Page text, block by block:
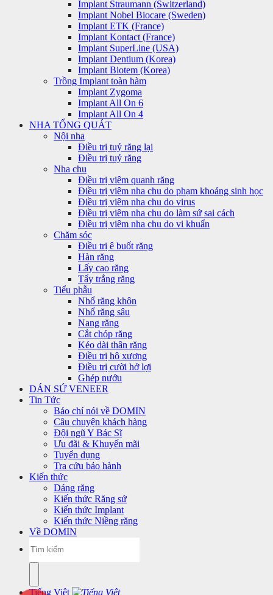
Implant Straumann (Switzerland)
Implant Nobel Biocare (Sweden)
Implant ETK (France)
Implant Kontact (France)
Implant SuperLine (USA)
Implant Dentium (Korea)
Implant Biotem (Korea)
Trồng Implant toàn hàm
Implant Zygoma
Implant All On 6
Implant All On 4
NHA TỔNG QUÁT
Nội nha
Điều trị tuỷ răng lại
Điều trị tuỷ răng
Nha chu
Điều trị viêm quanh răng
Điều trị viêm nha chu do phạm khoảng sinh học
Điều trị viêm nha chu do virus
Điều trị viêm nha chu do làm sứ sai cách
Điều trị viêm nha chu do vi khuẩn
Chăm sóc
Điều trị ê buốt răng
Hàn răng
Lấy cao răng
Tẩy trắng răng
Tiểu phẫu
Nhổ răng khôn
Nhổ răng sâu
Nang răng
Cắt chóp răng
Kéo dài thân răng
Điều trị hô xương
Điều trị cười hở lợi
Ghép nướu
DÁN SỨ VENEER
Tin Tức
Báo chí nói về DOMIN
Câu chuyện khách hàng
Đội ngũ Y Bác Sĩ
Ưu đãi & Khuyến mãi
Tuyển dụng
Tra cứu bảo hành
Kiến thức
Dáng răng
Kiến thức Răng sứ
Kiến thức Implant
Kiến thức Niềng răng
Về DOMIN
Tiếng Việt